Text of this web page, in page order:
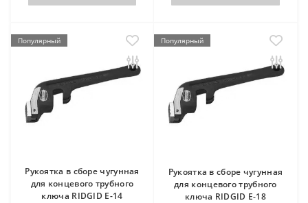
Популярный
Рукоятка в сборе чугунная
для концевого трубного
ключа RIDGID E-14
Популярный
Рукоятка в сборе чугунная
для концевого трубного
ключа RIDGID E-18